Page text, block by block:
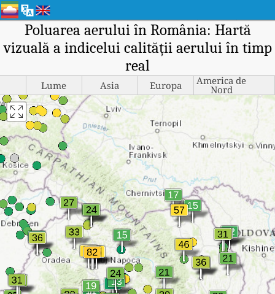
Poluarea aerului în România: Hartă
vizuală a indicelui calității aerului în timp
real
Lume Asia Europa America de
Nord